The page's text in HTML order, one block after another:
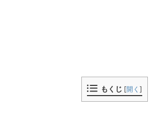
もくじ [開く ]